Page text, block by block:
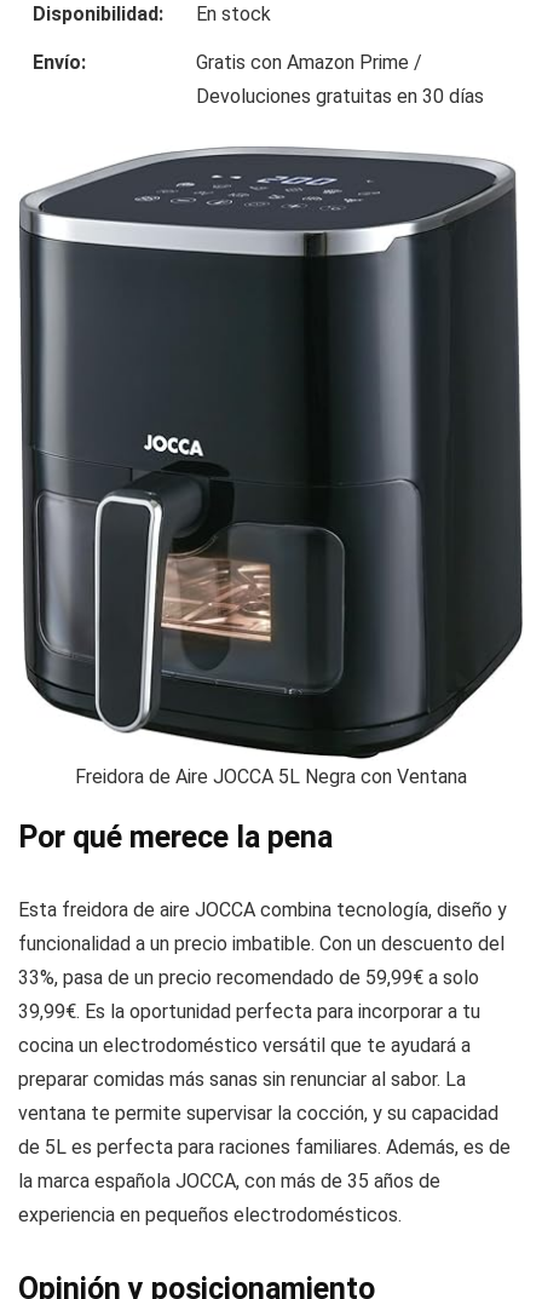
Disponibilidad: En stock
Envío:
Gratis con Amazon Prime /
Devoluciones gratuitas en 30 días
Freidora de Aire JOCCA 5L Negra con Ventana
Por qué merece la pena
Esta freidora de aire JOCCA combina tecnología, diseño y
funcionalidad a un precio imbatible. Con un descuento del
33%, pasa de un precio recomendado de 59,99€ a solo
39,99€. Es la oportunidad perfecta para incorporar a tu
cocina un electrodoméstico versátil que te ayudará a
preparar comidas más sanas sin renunciar al sabor. La
ventana te permite supervisar la cocción, y su capacidad
de 5L es perfecta para raciones familiares. Además, es de
la marca española JOCCA, con más de 35 años de
experiencia en pequeños electrodomésticos.
Opinión y posicionamiento